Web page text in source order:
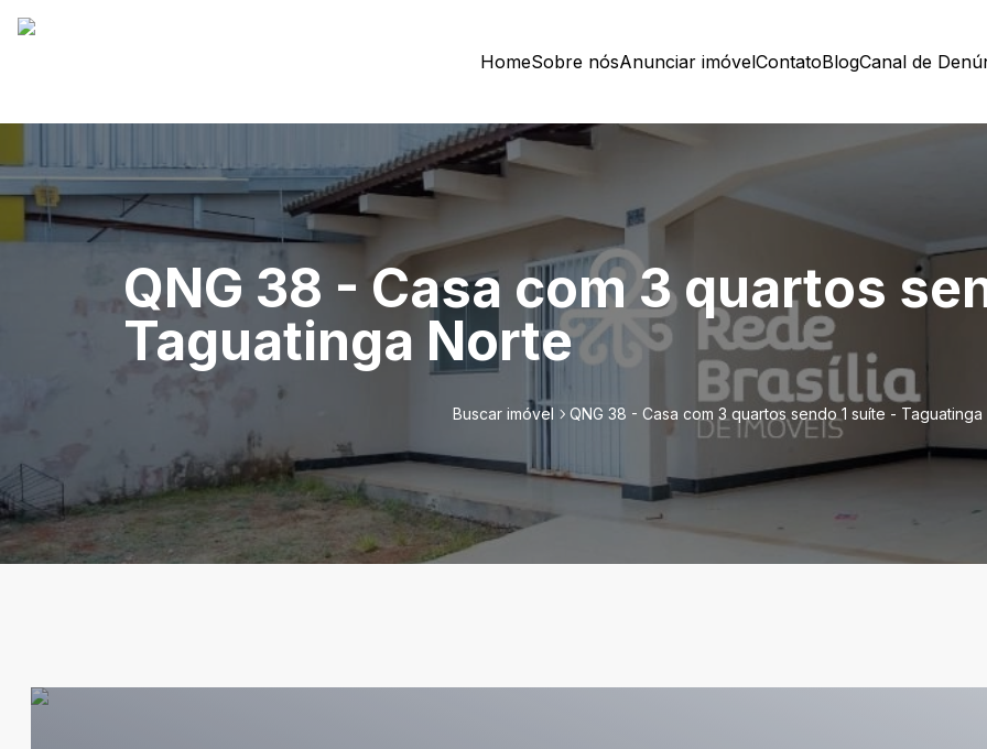
HomeSobre nósAnunciar imóvelContatoBlogCanal de
QNG 38 - Casa com 3 quartos
Taguatinga Norte
Buscar imóvel QNG 38 - Casa com 3 quartos sendo 1 suíte -